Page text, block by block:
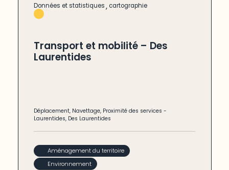
Données et statistiques, cartographie
Transport et mobilité – Des
Laurentides
Déplacement, Navettage, Proximité des services -
Laurentides, Des Laurentides
Aménagement du territoire
Environnement